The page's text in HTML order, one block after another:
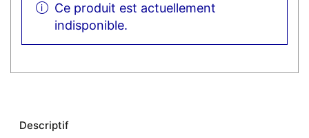
Ce produit est actuellement
indisponible.
Descriptif